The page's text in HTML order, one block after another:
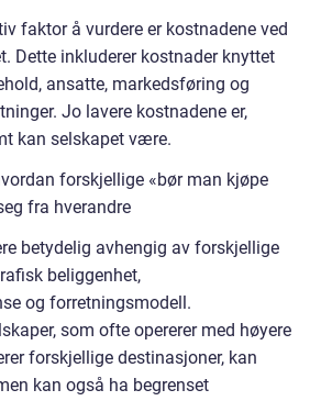
faktor å vurdere er kostnadene ved
Dette inkluderer kostnader knyttet
ansatte, markedsføring og
Jo lavere kostnadene er,
kan selskapet være.
forskjellige «bør man kjøpe
fra hverandre
betydelig avhengig av forskjellige
beliggenhet,
og forretningsmodell.
som ofte opererer med høyere
forskjellige destinasjoner, kan
kan også ha begrenset